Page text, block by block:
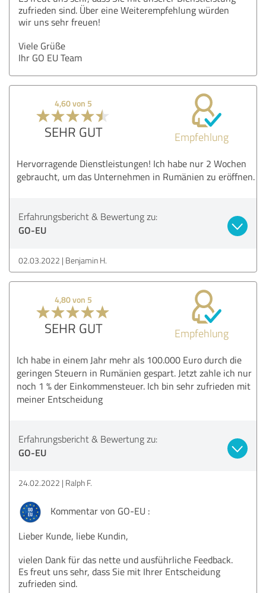
zufrieden sind. Über eine Weiterempfehlung würden
wir uns sehr freuen!
Viele Grüße
Ihr GO EU Team
4,60 von 5
SEHR GUT Empfehlung
Hervorragende Dienstleistungen! Ich habe nur 2 Wochen
gebraucht, um das Unternehmen in Rumänien zu eröffnen.
Erfahrungsbericht & Bewertung zu:
GO-EU
02.03.2022 Benjamin H.
4,80 von 5
SEHR GUT Empfehlung
Ich habe in einem Jahr mehr als 100.000 Euro durch die
geringen Steuern in Rumänien gespart. Jetzt zahle ich nur
noch 1 % der Einkommensteuer. Ich bin sehr zufrieden mit
meiner Entscheidung
Erfahrungsbericht & Bewertung zu:
GO-EU
24.02.2022 Ralph F.
Kommentar von GO-EU :
Lieber Kunde, liebe Kundin,
vielen Dank für das nette und ausführliche Feedback.
Es freut uns sehr, dass Sie mit Ihrer Entscheidung
zufrieden sind.